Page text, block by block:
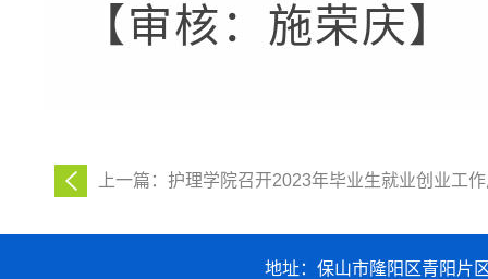
【审核：施荣庆】
上一篇：护理学院召开2023年毕业生就业创业工
地址：保山市隆阳区青阳片